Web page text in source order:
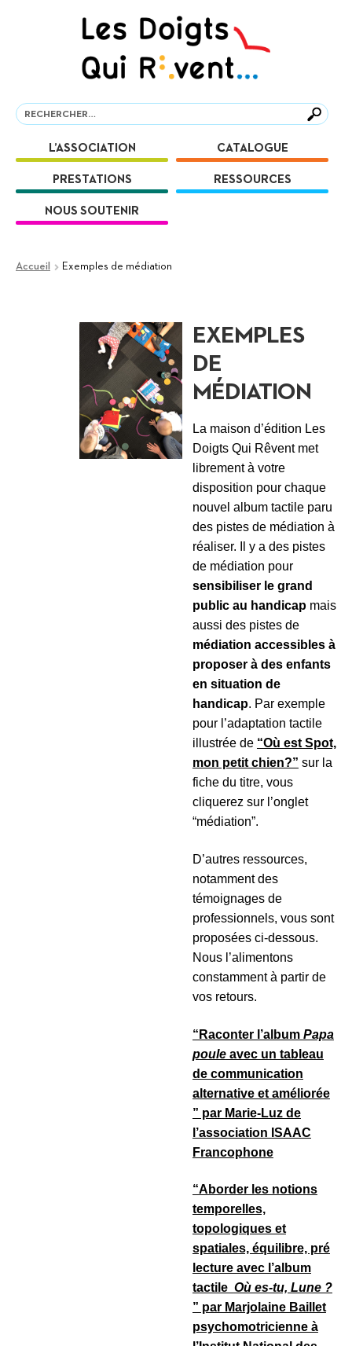
Recherche
Recherche
L’ASSOCIATION CATALOGUE
PRESTATIONS RESSOURCES
NOUS SOUTENIR
Accueil Exemples de médiation
EXEMPLES
DE
MÉDIATION
La maison d’édition Les
Doigts Qui Rêvent met
librement à votre
disposition pour chaque
nouvel album tactile paru
des pistes de médiation à
réaliser. Il y a des pistes
de médiation pour
sensibiliser le grand
public au handicapmais
aussi des pistes de
médiation accessibles à
proposer à des enfants
en situation de
handicap. Par exemple
pour l’adaptation tactile
illustrée de “Où est Spot,
mon petit chien?” sur la
fiche du titre, vous
cliquerez sur l’onglet
“médiation”.
D’autres ressources,
notamment des
témoignages de
professionnels, vous sont
proposées ci-dessous.
Nous l’alimentons
constamment à partir de
vos retours.
“Raconter l’album Papa
pouleavec un tableau
de communication
alternative et améliorée
” par Marie-Luz de
l’association ISAAC
Francophone
“Aborder les notions
temporelles,
topologiques et
spatiales, équilibre, pré
lecture avec l’album
tactile Où es-tu, Lune ?
” par Marjolaine Baillet
psychomotricienne à